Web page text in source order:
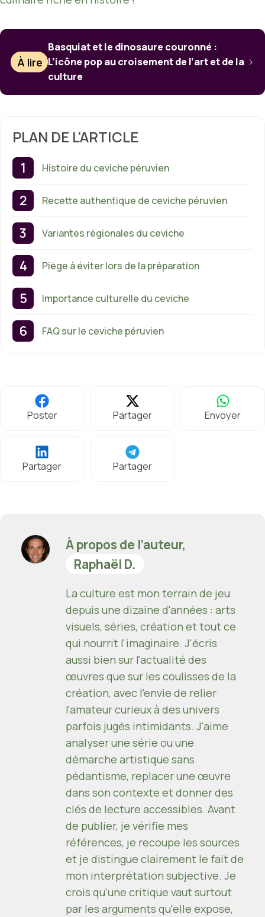
À lire
Basquiat et le dinosaure couronné :
L’icône pop au croisement de l’art et de la
culture
PLAN DE L'ARTICLE
Histoire du ceviche péruvien
Recette authentique de ceviche péruvien
Variantes régionales du ceviche
Piège à éviter lors de la préparation
Importance culturelle du ceviche
FAQ sur le ceviche péruvien
Poster Partager Envoyer
Partager Partager
À propos de l’auteur,
Raphaël D.
La culture est mon terrain de jeu
depuis une dizaine d'années : arts
visuels, séries, création et tout ce
qui nourrit l'imaginaire. J'écris
aussi bien sur l'actualité des
œuvres que sur les coulisses de la
création, avec l'envie de relier
l'amateur curieux à des univers
parfois jugés intimidants. J'aime
analyser une série ou une
démarche artistique sans
pédantisme, replacer une œuvre
dans son contexte et donner des
clés de lecture accessibles. Avant
de publier, je vérifie mes
références, je recoupe les sources
et je distingue clairement le fait de
mon interprétation subjective. Je
crois qu'une critique vaut surtout
par les arguments qu'elle expose,